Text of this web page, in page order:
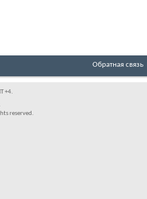
Обратная связь
+4.
reserved.